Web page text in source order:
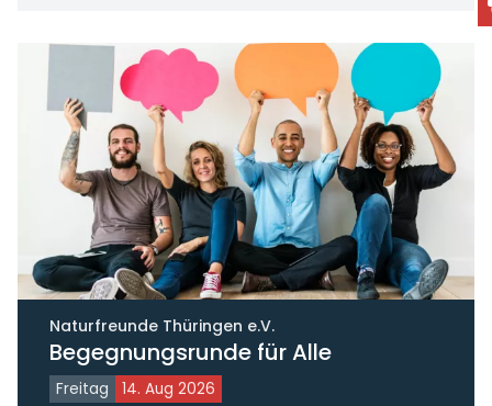
Naturfreunde Thüringen e.V.
Begegnungsrunde für Alle
Freitag 14. Aug 2026